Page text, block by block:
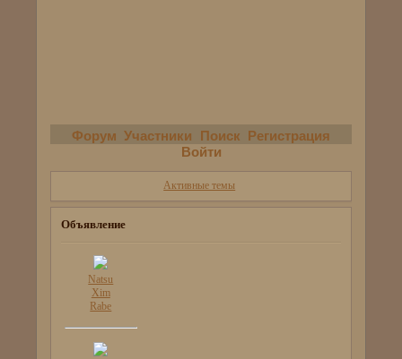
Форум Участники Поиск Регистрация
Войти
Активные темы
Объявление
Natsu
Xim
Rabe